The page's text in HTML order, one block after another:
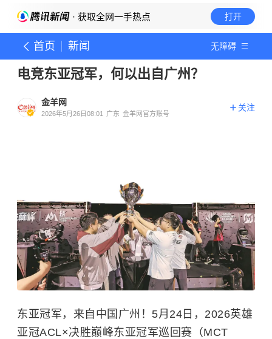
· 获取全网一手热点 打开
首页 新闻 无障碍
电竞东亚冠军，何以出自广州？
金羊网
2026年5月26日08:01 广东 金羊网官方账号
关注
东亚冠军，来自中国广州！5月24日，2026英雄
亚冠ACL×决胜巅峰东亚冠军巡回赛（MCT